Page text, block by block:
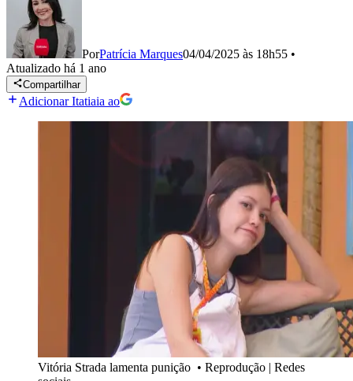
PorPatrícia Marques04/04/2025 às 18h55 •
Atualizado há 1 ano
Compartilhar
Adicionar Itatiaia ao
Vitória Strada lamenta punição • Reprodução | Redes